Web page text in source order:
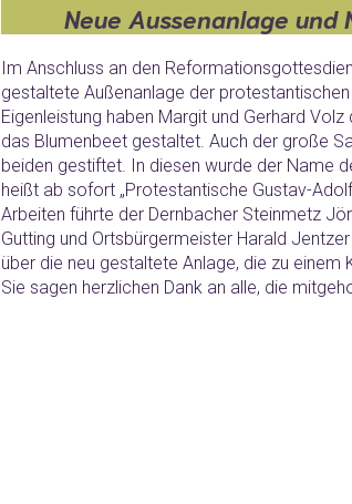
Neue Aussenanlage und
Im Anschluss an den
gestaltete Außenanlage der
Eigenleistung haben Margit und Gerhard
das Blumenbeet gestaltet. Auch der große
beiden gestiftet. In diesen wurde der Name
heißt ab sofort „Protestantische Gustav-
Arbeiten führte der Dernbacher Steinmetz
Gutting und Ortsbürgermeister Harald
über die neu gestaltete Anlage, die zu einem
Sie sagen herzlichen Dank an alle, die